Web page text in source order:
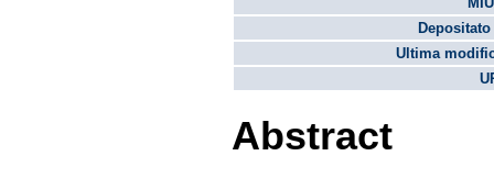
Ultima
Abstract